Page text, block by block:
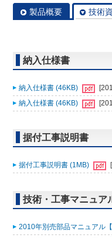
製品概要 技術
納入仕様書
納入仕様書 (46KB)
納入仕様書 (46KB)
据付工事説明書
据付工事説明書 (1MB)
技術・工事マニュア
2010年別売部品マニュアル